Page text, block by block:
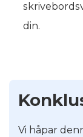
din.
Vi håpar